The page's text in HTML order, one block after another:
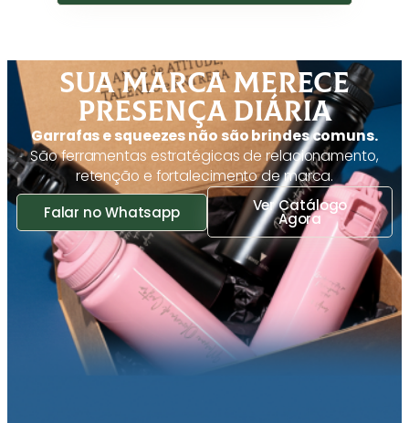
SUA MARCA MERECE
PRESENÇA DIÁRIA
Garrafas e squeezes não são brindes comuns.
São ferramentas estratégicas de relacionamento,
retenção e fortalecimento de marca.
Falar no Whatsapp Ver Catálogo
Agora